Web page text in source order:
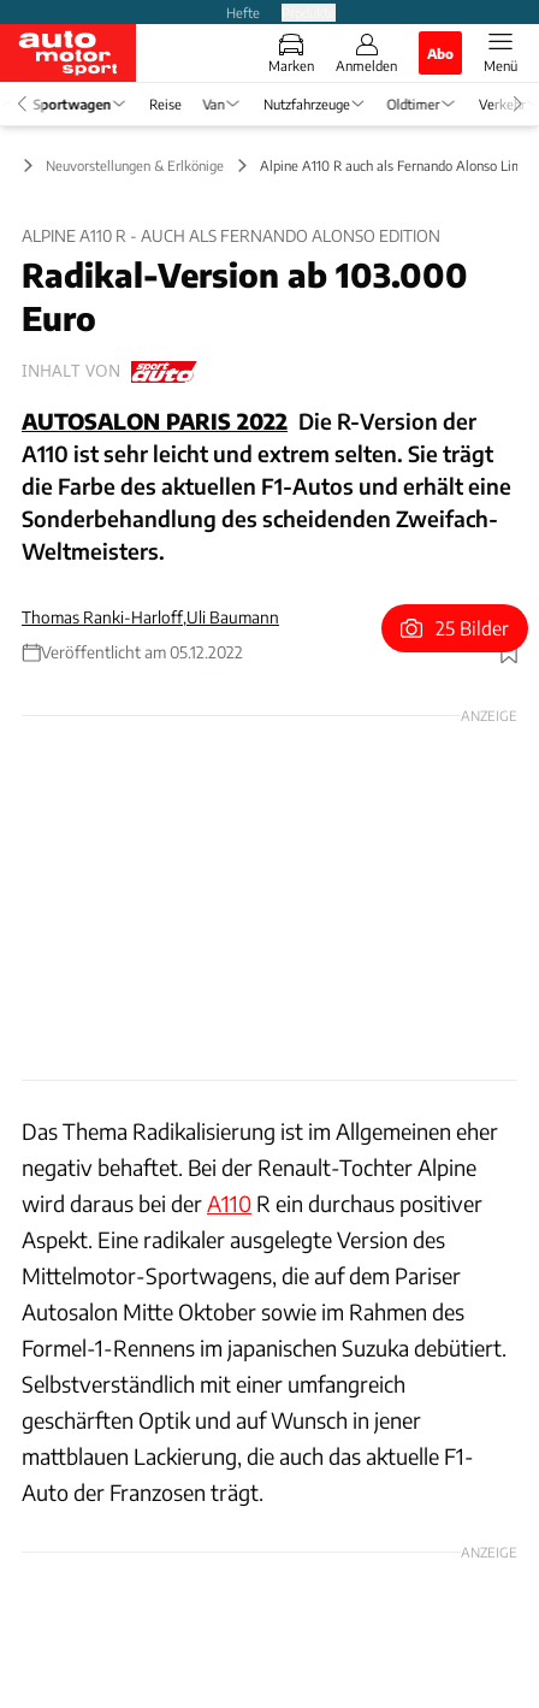
Hefte
Marken Anmelden
Abo
Menü
Sportwagen Reise Van Nutzfahrzeuge Oldtimer Verkehr
Neuvorstellungen & Erlkönige Alpine A110 R auch als Fernando Alonso
ALPINE A110 R - AUCH ALS FERNANDO ALONSO EDITION
Radikal-Version ab 103.000
Euro
INHALT VON
AUTOSALON PARIS 2022 Die R-Version der
A110 ist sehr leicht und extrem selten. Sie trägt
die Farbe des aktuellen F1-Autos und erhält eine
Sonderbehandlung des scheidenden Zweifach-
Weltmeisters.
Thomas Ranki-Harloff,Uli Baumann
Veröffentlicht am 05.12.2022
Foto: Groupe Renault
25 Bilder
ANZEIGE
Das Thema Radikalisierung ist im Allgemeinen eher
negativ behaftet. Bei der Renault-Tochter Alpine
wird daraus bei derA110 R ein durchaus positiver
Aspekt. Eine radikaler ausgelegte Version des
Mittelmotor-Sportwagens, die auf dem Pariser
Autosalon Mitte Oktober sowie im Rahmen des
Formel-1-Rennens im japanischen Suzuka debütiert.
Selbstverständlich mit einer umfangreich
geschärften Optik und auf Wunsch in jener
mattblauen Lackierung, die auch das aktuelle F1-
Auto der Franzosen trägt.
ANZEIGE